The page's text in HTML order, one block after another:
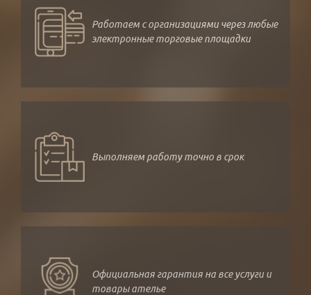
Работаем с организациями через любые
электронные торговые площадки
Выполняем работу точно в срок
Официальная гарантия на все услуги и
товары ателье